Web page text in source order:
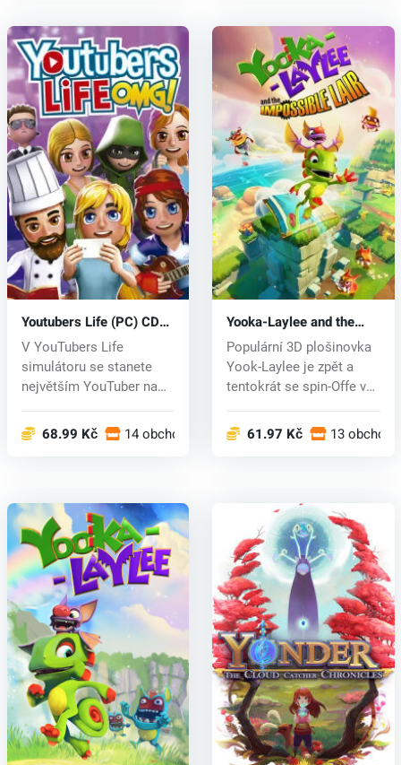
Youtubers Life (PC) CD
key
V YouTubers Life
simulátoru se stanete
největším YouTuber na
68.99 Kč 14 obchodech
Yooka-Laylee and the
Impossible Lair (PC) key
Populární 3D plošinovka
Yook-Laylee je zpět a
tentokrát se spin-Offe v
61.97 Kč 13